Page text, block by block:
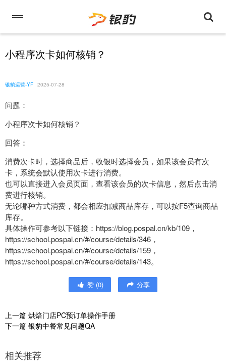
小程序次卡如何核销？
银豹运营-YF 2025-07-28
问题：
小程序次卡如何核销？
回答：
消费次卡时，选择商品后，收银时选择会员，如果该会员有次
卡，系统会默认使用次卡进行消费。
也可以直接进入会员页面，查看该会员的次卡信息，然后点击消
费进行核销。
无论哪种方式消费，都会相应扣减商品库存，可以按F5查询商品
库存。
具体操作可参考以下链接：https://blog.pospal.cn/kb/109，
https://school.pospal.cn/#/course/details/346，
https://school.pospal.cn/#/course/details/159，
https://school.pospal.cn/#/course/details/143。
赞 (0) 分享
上一篇 烘焙门店PC预订单操作手册
下一篇 银豹中餐常见问题QA
相关推荐